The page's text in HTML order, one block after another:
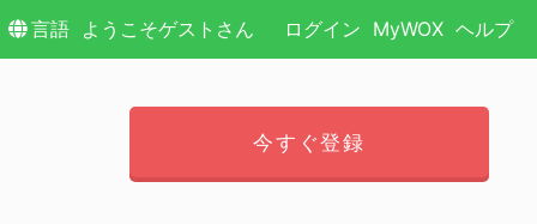
言語 ようこそゲストさん ログイン MyWOX ヘルプ
今すぐ登録